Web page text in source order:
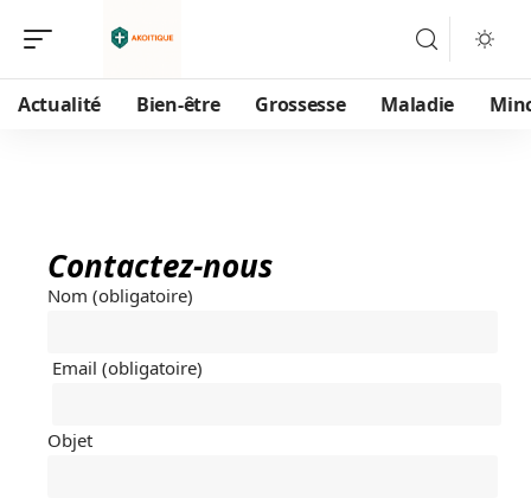
Actualité Bien-être Grossesse Maladie
Contactez-nous
Nom (obligatoire)
Email (obligatoire)
Objet